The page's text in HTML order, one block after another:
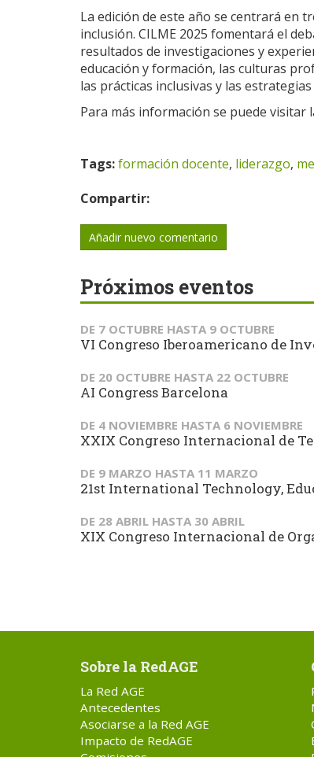
La edición de este año se centrará en
inclusión. CILME 2025 fomentará el
resultados de investigaciones y
educación y formación, las culturas
las prácticas inclusivas y las
Para más información se puede visitar
Tags:formación docente, liderazgo,
Compartir:
Añadir nuevo comentario
Próximos eventos
DE 7 OCTUBRE HASTA 9 OCTUBRE
VI Congreso Iberoamericano de
DE 20 OCTUBRE HASTA 22 OCTUBRE
AI Congress Barcelona
DE 4 NOVIEMBRE HASTA 6 NOVIEMBRE
XXIX Congreso Internacional de
DE 9 MARZO HASTA 11 MARZO
21st International Technology,
DE 28 ABRIL HASTA 30 ABRIL
XIX Congreso Internacional de
Sobre la RedAGE
La Red AGE
Antecedentes
Asociarse a la Red AGE
Impacto de RedAGE